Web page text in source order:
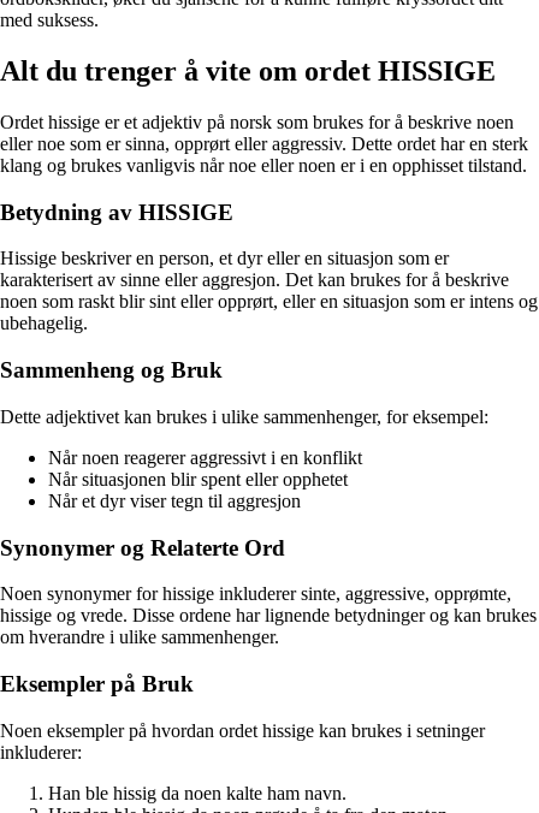
med suksess.
Alt du trenger å vite om ordet HISSIGE
Ordet hissige er et adjektiv på norsk som brukes for å beskrive noen
eller noe som er sinna, opprørt eller aggressiv. Dette ordet har en sterk
klang og brukes vanligvis når noe eller noen er i en opphisset tilstand.
Betydning av HISSIGE
Hissige beskriver en person, et dyr eller en situasjon som er
karakterisert av sinne eller aggresjon. Det kan brukes for å beskrive
noen som raskt blir sint eller opprørt, eller en situasjon som er intens og
ubehagelig.
Sammenheng og Bruk
Dette adjektivet kan brukes i ulike sammenhenger, for eksempel:
Når noen reagerer aggressivt i en konflikt
Når situasjonen blir spent eller opphetet
Når et dyr viser tegn til aggresjon
Synonymer og Relaterte Ord
Noen synonymer for hissige inkluderer sinte, aggressive, opprømte,
hissige og vrede. Disse ordene har lignende betydninger og kan brukes
om hverandre i ulike sammenhenger.
Eksempler på Bruk
Noen eksempler på hvordan ordet hissige kan brukes i setninger
inkluderer:
Han ble hissig da noen kalte ham navn.